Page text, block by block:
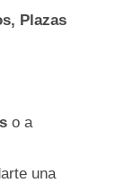
Plazas
o a
una